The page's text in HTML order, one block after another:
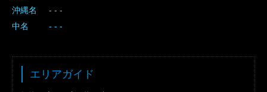
沖縄名
- - -
中名
- - -
エリアガイド